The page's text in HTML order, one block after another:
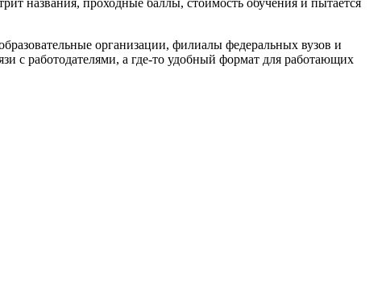
организации, филиалы федеральных вузов и
с работодателями, а где-то удобный формат для работающих